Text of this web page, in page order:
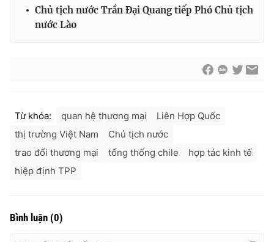
Cơ quan báo chí:Thời báo VTV
024.66 897 897
Email:
toasoan@vtv.vn
Liên hệ quảng cáo:024-7300.7108
Chủ tịch nước Trần Đại Quang tiếp Phó Chủ tịch
nước Lào
Từ khóa: quan hệ thương mại
Liên Hợp Quốc
thị trường Việt Nam
Chủ tịch nước
trao đổi thương mại
tổng thống chile
hợp tác kinh tế
hiệp định TPP
Bình luận (0)